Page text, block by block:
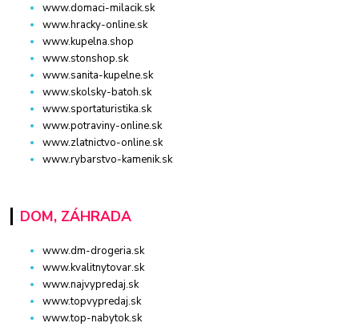
www.domaci-milacik.sk
www.hracky-online.sk
www.kupelna.shop
www.stonshop.sk
www.sanita-kupelne.sk
www.skolsky-batoh.sk
www.sportaturistika.sk
www.potraviny-online.sk
www.zlatnictvo-online.sk
www.rybarstvo-kamenik.sk
DOM, ZÁHRADA
www.dm-drogeria.sk
www.kvalitnytovar.sk
www.najvypredaj.sk
www.topvypredaj.sk
www.top-nabytok.sk